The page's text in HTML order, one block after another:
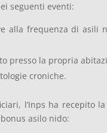
seguenti eventi:
alla frequenza di asili
presso la propria
croniche.
l’Inps ha recepito
asilo nido: